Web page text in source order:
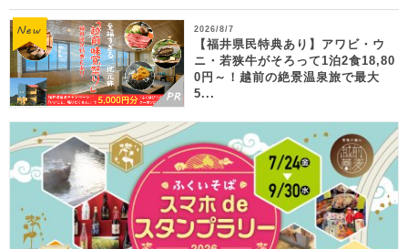
2026/8/7
【福井県民特典あり】アワビ・ウ
ニ・若狭牛がそろって1泊2食18,80
0円～！越前の絶景温泉旅で最大
5...